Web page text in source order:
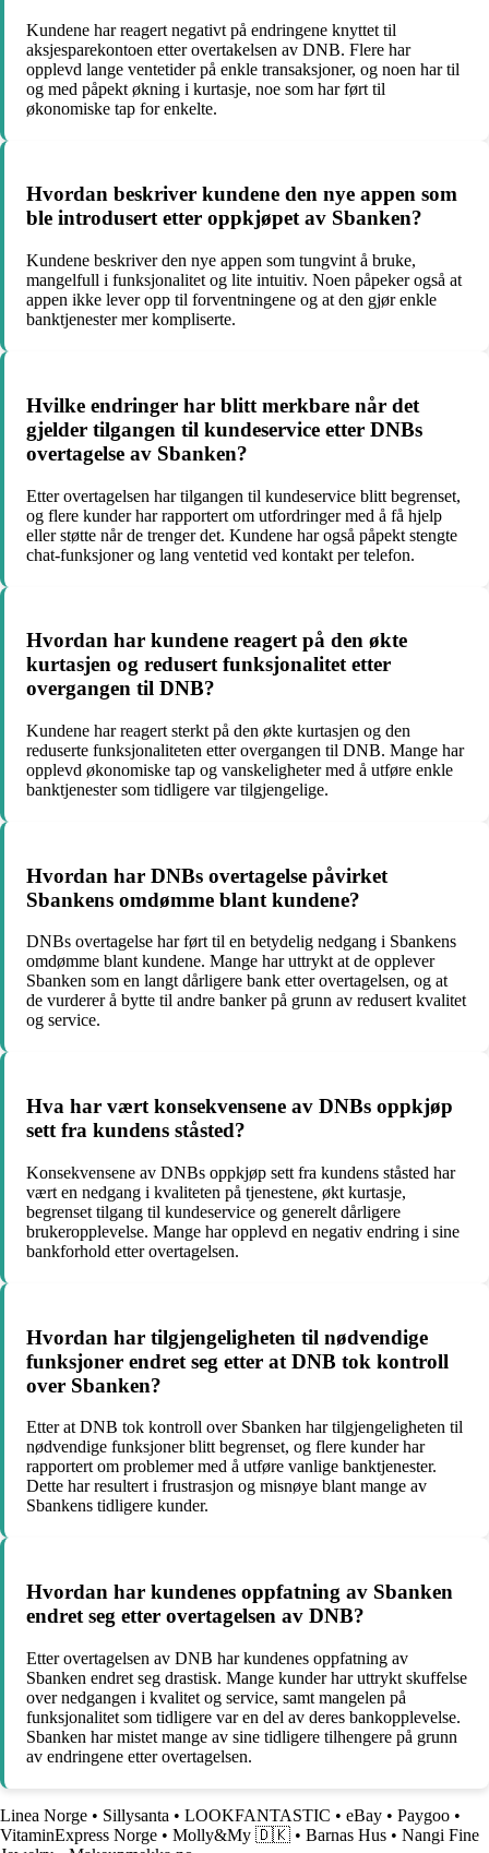
Kundene har reagert negativt på endringene knyttet til
aksjesparekontoen etter overtakelsen av DNB. Flere har
opplevd lange ventetider på enkle transaksjoner, og noen har til
og med påpekt økning i kurtasje, noe som har ført til
økonomiske tap for enkelte.
Hvordan beskriver kundene den nye appen som
ble introdusert etter oppkjøpet av Sbanken?
Kundene beskriver den nye appen som tungvint å bruke,
mangelfull i funksjonalitet og lite intuitiv. Noen påpeker også at
appen ikke lever opp til forventningene og at den gjør enkle
banktjenester mer kompliserte.
Hvilke endringer har blitt merkbare når det
gjelder tilgangen til kundeservice etter DNBs
overtagelse av Sbanken?
Etter overtagelsen har tilgangen til kundeservice blitt begrenset,
og flere kunder har rapportert om utfordringer med å få hjelp
eller støtte når de trenger det. Kundene har også påpekt stengte
chat-funksjoner og lang ventetid ved kontakt per telefon.
Hvordan har kundene reagert på den økte
kurtasjen og redusert funksjonalitet etter
overgangen til DNB?
Kundene har reagert sterkt på den økte kurtasjen og den
reduserte funksjonaliteten etter overgangen til DNB. Mange har
opplevd økonomiske tap og vanskeligheter med å utføre enkle
banktjenester som tidligere var tilgjengelige.
Hvordan har DNBs overtagelse påvirket
Sbankens omdømme blant kundene?
DNBs overtagelse har ført til en betydelig nedgang i Sbankens
omdømme blant kundene. Mange har uttrykt at de opplever
Sbanken som en langt dårligere bank etter overtagelsen, og at
de vurderer å bytte til andre banker på grunn av redusert kvalitet
og service.
Hva har vært konsekvensene av DNBs oppkjøp
sett fra kundens ståsted?
Konsekvensene av DNBs oppkjøp sett fra kundens ståsted har
vært en nedgang i kvaliteten på tjenestene, økt kurtasje,
begrenset tilgang til kundeservice og generelt dårligere
brukeropplevelse. Mange har opplevd en negativ endring i sine
bankforhold etter overtagelsen.
Hvordan har tilgjengeligheten til nødvendige
funksjoner endret seg etter at DNB tok kontroll
over Sbanken?
Etter at DNB tok kontroll over Sbanken har tilgjengeligheten til
nødvendige funksjoner blitt begrenset, og flere kunder har
rapportert om problemer med å utføre vanlige banktjenester.
Dette har resultert i frustrasjon og misnøye blant mange av
Sbankens tidligere kunder.
Hvordan har kundenes oppfatning av Sbanken
endret seg etter overtagelsen av DNB?
Etter overtagelsen av DNB har kundenes oppfatning av
Sbanken endret seg drastisk. Mange kunder har uttrykt skuffelse
over nedgangen i kvalitet og service, samt mangelen på
funksjonalitet som tidligere var en del av deres bankopplevelse.
Sbanken har mistet mange av sine tidligere tilhengere på grunn
av endringene etter overtagelsen.
Linea Norge • Sillysanta • LOOKFANTASTIC • eBay • Paygoo •
VitaminExpress Norge • Molly&My 🇩🇰 • Barnas Hus • Nangi Fine